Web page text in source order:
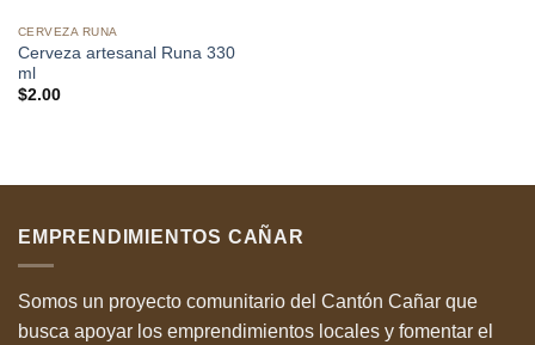
CERVEZA RUNA
Cerveza artesanal Runa 330
ml
$2.00
EMPRENDIMIENTOS CAÑAR
Somos un proyecto comunitario del Cantón Cañar que
busca apoyar los emprendimientos locales y fomentar el